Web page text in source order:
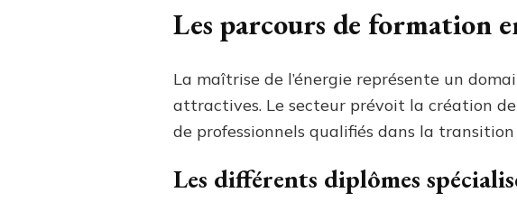
Les parcours de formation
La maîtrise de l’énergie représente un
attractives. Le secteur prévoit la création
de professionnels qualifiés dans la
Les différents diplômes